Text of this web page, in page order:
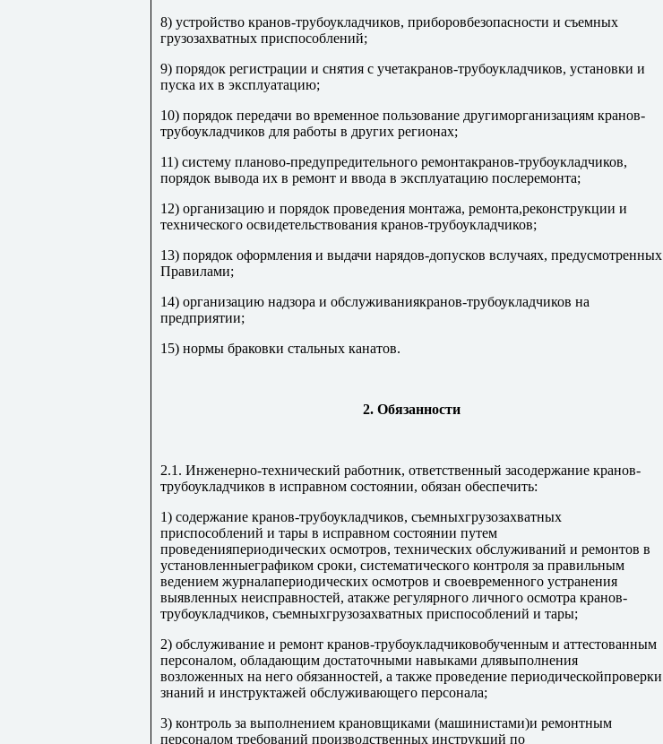
8) устройство кранов-трубоукладчиков, приборовбезопасности и съемных
грузозахватных приспособлений;
9) порядок регистрации и снятия с учетакранов-трубоукладчиков, установки и
пуска их в эксплуатацию;
10) порядок передачи во временное пользование другиморганизациям кранов-
трубоукладчиков для работы в других регионах;
11) систему планово-предупредительного ремонтакранов-трубоукладчиков,
порядок вывода их в ремонт и ввода в эксплуатацию послеремонта;
12) организацию и порядок проведения монтажа, ремонта,реконструкции и
технического освидетельствования кранов-трубоукладчиков;
13) порядок оформления и выдачи нарядов-допусков вслучаях, предусмотренных
Правилами;
14) организацию надзора и обслуживаниякранов-трубоукладчиков на
предприятии;
15) нормы браковки стальных канатов.
2. Обязанности
2.1. Инженерно-технический работник, ответственный засодержание кранов-
трубоукладчиков в исправном состоянии, обязан обеспечить:
1) содержание кранов-трубоукладчиков, съемныхгрузозахватных
приспособлений и тары в исправном состоянии путем
проведенияпериодических осмотров, технических обслуживаний и ремонтов в
установленныеграфиком сроки, систематического контроля за правильным
ведением журналапериодических осмотров и своевременного устранения
выявленных неисправностей, атакже регулярного личного осмотра кранов-
трубоукладчиков, съемныхгрузозахватных приспособлений и тары;
2) обслуживание и ремонт кранов-трубоукладчиковобученным и аттестованным
персоналом, обладающим достаточными навыками длявыполнения
возложенных на него обязанностей, а также проведение периодическойпроверки
знаний и инструктажей обслуживающего персонала;
3) контроль за выполнением крановщиками (машинистами)и ремонтным
персоналом требований производственных инструкций по